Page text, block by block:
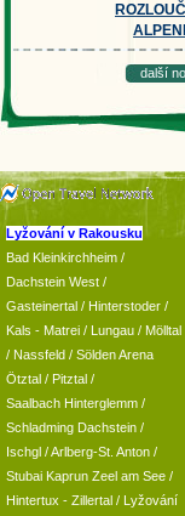
další
Lyžování v Rakousku
Bad Kleinkirchheim /
Dachstein West /
Gasteinertal / Hinterstoder /
Kals - Matrei / Lungau / Mölltal
/ Nassfeld / Sölden Arena
Ötztal / Pitztal /
Saalbach Hinterglemm /
Schladming Dachstein /
Ischgl /Arlberg-St. Anton /
Stubai Kaprun Zeel am See /
Hintertux - Zillertal / Lyžování